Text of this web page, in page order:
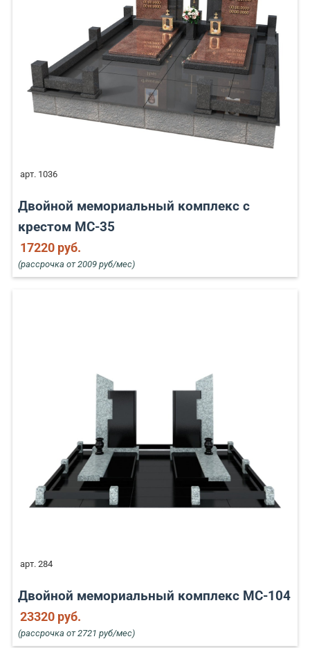
арт. 1036
Двойной мемориальный комплекс с
крестом MC-35
17220 руб.
(рассрочка от 2009 руб/мес)
арт. 284
Двойной мемориальный комплекс MC-104
23320 руб.
(рассрочка от 2721 руб/мес)